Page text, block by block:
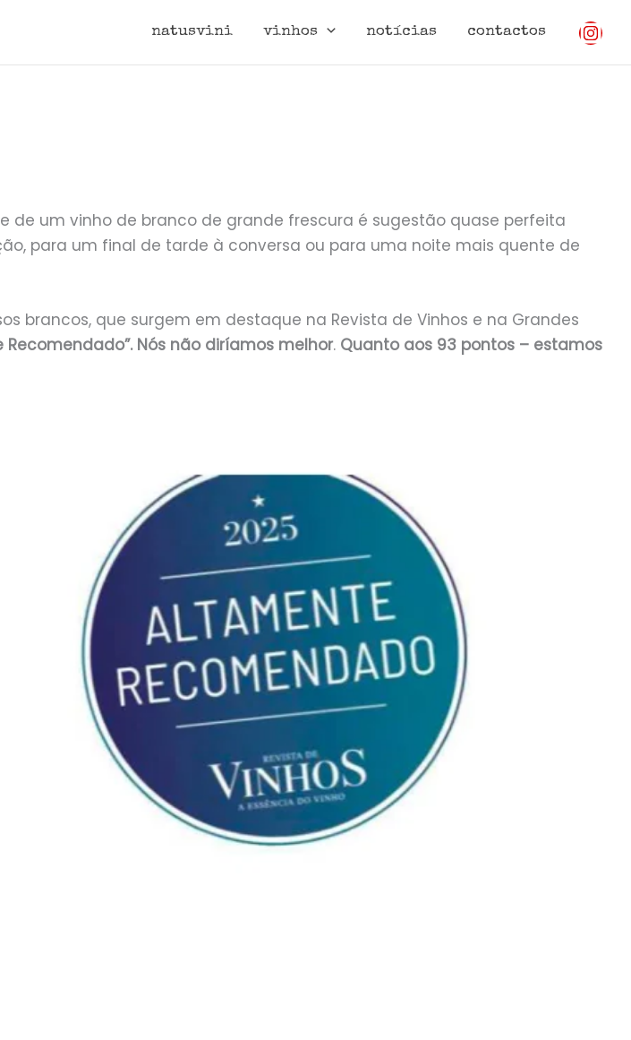
natusvini vinhos notícias contactos
um vinho de branco de grande frescura é sugestão quase perfeita
para um final de tarde à conversa ou para uma noite mais quente de
brancos, que surgem em destaque na Revista de Vinhos e na Grandes
Nós não diríamos melhor. Quanto aos 93 pontos – estamos